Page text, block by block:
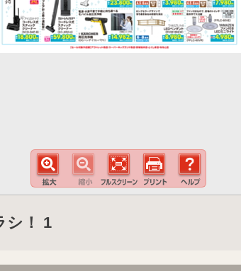
シ！ 1